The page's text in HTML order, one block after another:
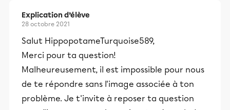
Explication d’élève
28 octobre 2021
Salut HippopotameTurquoise589,
Merci pour ta question!
Malheureusement, il est impossible pour nous
de te répondre sans l'image associée à ton
problème. Je t'invite à reposer ta question